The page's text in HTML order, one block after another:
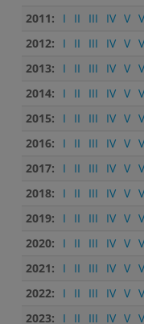
2011:
I II III IV V
2012:
I II III IV V
2013:
I II III IV V
2014:
I II III IV V
2015:
I II III IV V
2016:
I II III IV V
2017:
I II III IV V
2018:
I II III IV V
2019:
I II III IV V
2020:
I II III IV V
2021:
I II III IV V
2022:
I II III IV V
2023:
I II III IV V